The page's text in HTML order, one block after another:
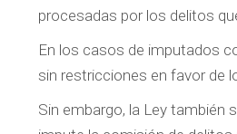
procesadas por los delitos
En los casos de imputados
sin restricciones en favor de
Sin embargo, la Ley también